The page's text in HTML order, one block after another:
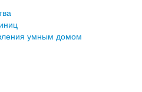
умным домом